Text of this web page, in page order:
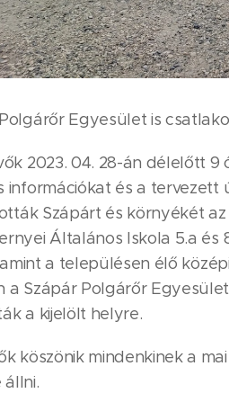
Egyesület is
2023. 04. 28-án délelőtt
információkat és a
Szápárt és környékét
Általános Iskola 5.a
a településen élő
a Szápár Polgárőr
a kijelölt helyre.
köszönik mindenkinek a
állni.